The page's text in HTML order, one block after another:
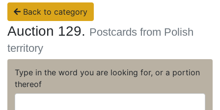
Back to category
Auction 129. Postcards from Polish
territory
Type in the word you are looking for, or a portion
thereof